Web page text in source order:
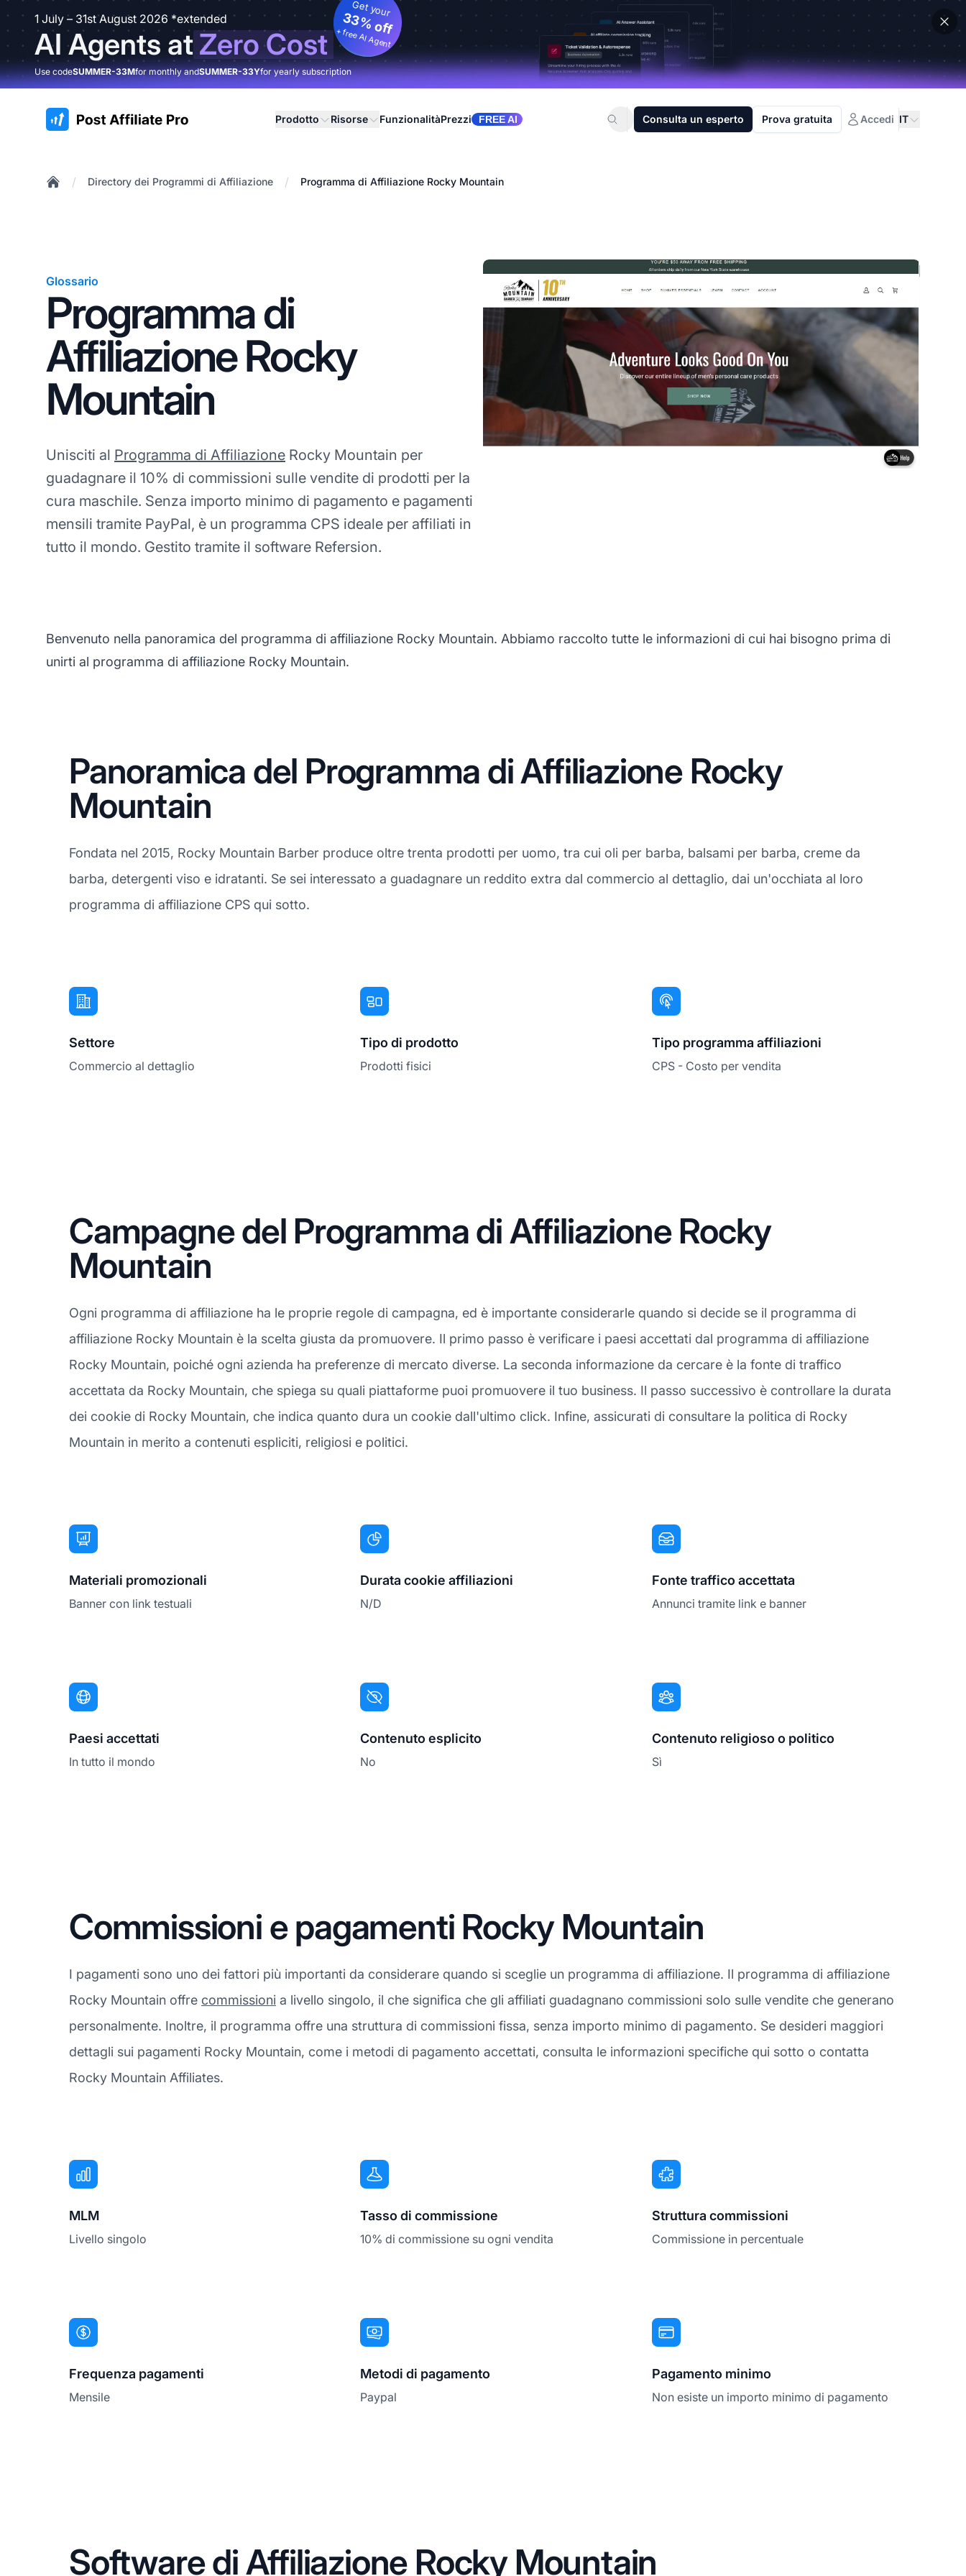
1 July – 31st August 2026 *extended
AI Agents atZero Cost
Get your
33% off
+ free AI Agent
Use codeSUMMER-33Mfor monthly andSUMMER-33Yfor yearly subscription
:site.title Prodotto Risorse FunzionalitàPrezzi FREE AI Consulta un esperto Prova gratuita Accedi IT
/ Directory dei Programmi di Affiliazione / Programma di Affiliazione Rocky Mountain
Glossario
Programma di
Affiliazione Rocky
Mountain
Unisciti al Programma di Affiliazione Rocky Mountain per
guadagnare il 10% di commissioni sulle vendite di prodotti per la
cura maschile. Senza importo minimo di pagamento e pagamenti
mensili tramite PayPal, è un programma CPS ideale per affiliati in
tutto il mondo. Gestito tramite il software Refersion.
Benvenuto nella panoramica del programma di affiliazione Rocky Mountain. Abbiamo raccolto tutte le informazioni di cui hai bisogno prima di
unirti al programma di affiliazione Rocky Mountain.
Panoramica del Programma di Affiliazione Rocky
Mountain
Fondata nel 2015, Rocky Mountain Barber produce oltre trenta prodotti per uomo, tra cui oli per barba, balsami per barba, creme da
barba, detergenti viso e idratanti. Se sei interessato a guadagnare un reddito extra dal commercio al dettaglio, dai un'occhiata al loro
programma di affiliazione CPS qui sotto.
Settore
Commercio al dettaglio
Tipo di prodotto
Prodotti fisici
Tipo programma affiliazioni
CPS - Costo per vendita
Campagne del Programma di Affiliazione Rocky
Mountain
Ogni programma di affiliazione ha le proprie regole di campagna, ed è importante considerarle quando si decide se il programma di
affiliazione Rocky Mountain è la scelta giusta da promuovere. Il primo passo è verificare i paesi accettati dal programma di affiliazione
Rocky Mountain, poiché ogni azienda ha preferenze di mercato diverse. La seconda informazione da cercare è la fonte di traffico
accettata da Rocky Mountain, che spiega su quali piattaforme puoi promuovere il tuo business. Il passo successivo è controllare la durata
dei cookie di Rocky Mountain, che indica quanto dura un cookie dall'ultimo click. Infine, assicurati di consultare la politica di Rocky
Mountain in merito a contenuti espliciti, religiosi e politici.
Materiali promozionali
Banner con link testuali
Durata cookie affiliazioni
N/D
Fonte traffico accettata
Annunci tramite link e banner
Paesi accettati
In tutto il mondo
Contenuto esplicito
No
Contenuto religioso o politico
Sì
Commissioni e pagamenti Rocky Mountain
I pagamenti sono uno dei fattori più importanti da considerare quando si sceglie un programma di affiliazione. Il programma di affiliazione
Rocky Mountain offre commissioni a livello singolo, il che significa che gli affiliati guadagnano commissioni solo sulle vendite che generano
personalmente. Inoltre, il programma offre una struttura di commissioni fissa, senza importo minimo di pagamento. Se desideri maggiori
dettagli sui pagamenti Rocky Mountain, come i metodi di pagamento accettati, consulta le informazioni specifiche qui sotto o contatta
Rocky Mountain Affiliates.
MLM
Livello singolo
Tasso di commissione
10% di commissione su ogni vendita
Struttura commissioni
Commissione in percentuale
Frequenza pagamenti
Mensile
Metodi di pagamento
Paypal
Pagamento minimo
Non esiste un importo minimo di pagamento
Software di Affiliazione Rocky Mountain